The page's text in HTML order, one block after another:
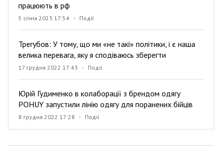
працюють в рф
5 січня 2023 17:54 Події
Трегубов: У тому, що ми «не такі» політики, і є наша
велика перевага, яку я сподіваюсь зберегти
17 грудня 2022 17:43 Події
Юрій Гудименко в колаборації з брендом одягу
POHUY запустили лінію одягу для поранених бійців
8 грудня 2022 17:28 Події